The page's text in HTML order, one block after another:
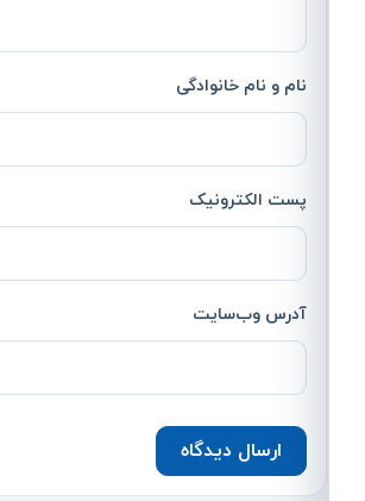
نام و نام خانوادگی
پست الکترونیک
آدرس وب‌سایت
ارسال دیدگاه